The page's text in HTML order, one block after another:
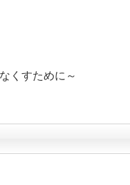
くすために～